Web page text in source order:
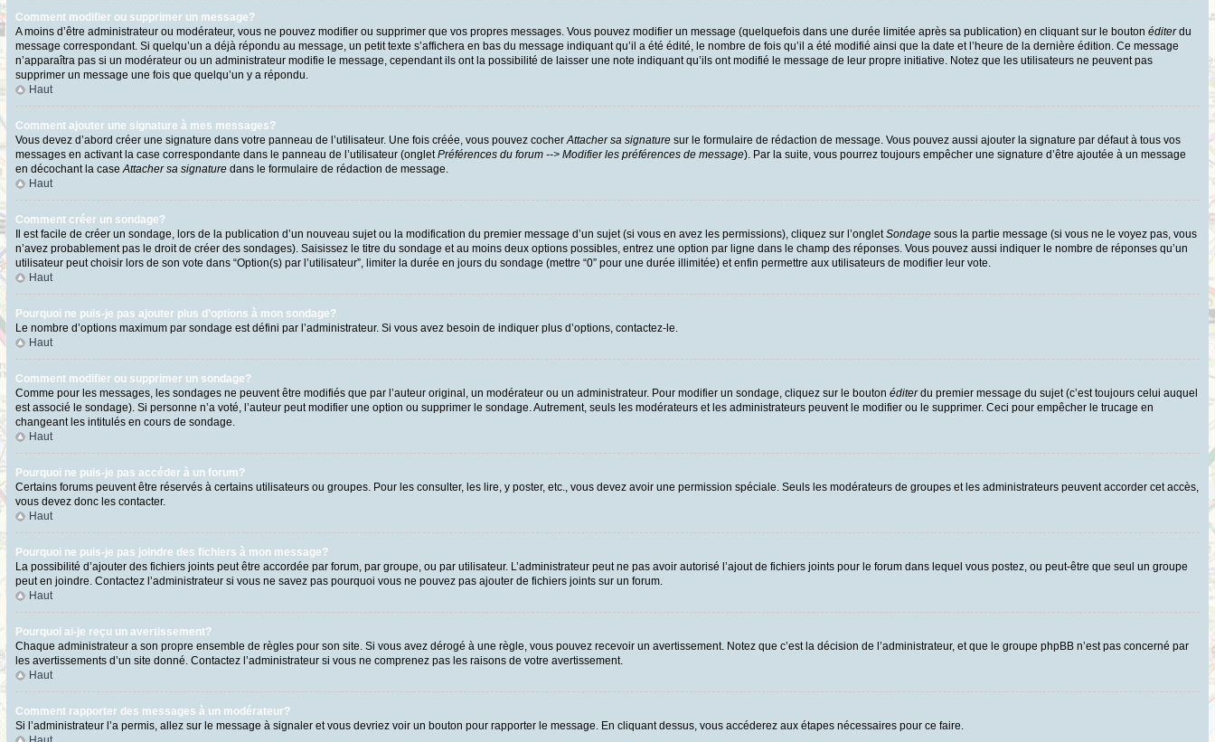
Comment modifier ou supprimer un message?
A moins d’être administrateur ou modérateur, vous ne pouvez modifier ou supprimer que vos propres messages. Vous pouvez modifier un message (quelquefois dans une durée limitée après sa publication) en cliquant sur le bouton éditerdu
message correspondant. Si quelqu’un a déjà répondu au message, un petit texte s’affichera en bas du message indiquant qu’il a été édité, le nombre de fois qu’il a été modifié ainsi que la date et l’heure de la dernière édition. Ce message
n’apparaîtra pas si un modérateur ou un administrateur modifie le message, cependant ils ont la possibilité de laisser une note indiquant qu’ils ont modifié le message de leur propre initiative. Notez que les utilisateurs ne peuvent pas
supprimer un message une fois que quelqu’un y a répondu.
Haut
Comment ajouter une signature à mes messages?
Vous devez d’abord créer une signature dans votre panneau de l’utilisateur. Une fois créée, vous pouvez cocher Attacher sa signature sur le formulaire de rédaction de message. Vous pouvez aussi ajouter la signature par défaut à tous vos
messages en activant la case correspondante dans le panneau de l’utilisateur (ongletPréférences du forum --> Modifier les préférences de message). Par la suite, vous pourrez toujours empêcher une signature d’être ajoutée à un message
en décochant la case Attacher sa signature dans le formulaire de rédaction de message.
Haut
Comment créer un sondage?
Il est facile de créer un sondage, lors de la publication d’un nouveau sujet ou la modification du premier message d’un sujet (si vous en avez les permissions), cliquez sur l’ongletSondage sous la partie message (si vous ne le voyez pas, vous
n’avez probablement pas le droit de créer des sondages). Saisissez le titre du sondage et au moins deux options possibles, entrez une option par ligne dans le champ des réponses. Vous pouvez aussi indiquer le nombre de réponses qu’un
utilisateur peut choisir lors de son vote dans “Option(s) par l’utilisateur”, limiter la durée en jours du sondage (mettre “0” pour une durée illimitée) et enfin permettre aux utilisateurs de modifier leur vote.
Haut
Pourquoi ne puis-je pas ajouter plus d’options à mon sondage?
Le nombre d’options maximum par sondage est défini par l’administrateur. Si vous avez besoin de indiquer plus d’options, contactez-le.
Haut
Comment modifier ou supprimer un sondage?
Comme pour les messages, les sondages ne peuvent être modifiés que par l’auteur original, un modérateur ou un administrateur. Pour modifier un sondage, cliquez sur le bouton éditerdu premier message du sujet (c’est toujours celui auquel
est associé le sondage). Si personne n’a voté, l’auteur peut modifier une option ou supprimer le sondage. Autrement, seuls les modérateurs et les administrateurs peuvent le modifier ou le supprimer. Ceci pour empêcher le trucage en
changeant les intitulés en cours de sondage.
Haut
Pourquoi ne puis-je pas accéder à un forum?
Certains forums peuvent être réservés à certains utilisateurs ou groupes. Pour les consulter, les lire, y poster, etc., vous devez avoir une permission spéciale. Seuls les modérateurs de groupes et les administrateurs peuvent accorder cet accès,
vous devez donc les contacter.
Haut
Pourquoi ne puis-je pas joindre des fichiers à mon message?
La possibilité d’ajouter des fichiers joints peut être accordée par forum, par groupe, ou par utilisateur. L’administrateur peut ne pas avoir autorisé l’ajout de fichiers joints pour le forum dans lequel vous postez, ou peut-être que seul un groupe
peut en joindre. Contactez l’administrateur si vous ne savez pas pourquoi vous ne pouvez pas ajouter de fichiers joints sur un forum.
Haut
Pourquoi ai-je reçu un avertissement?
Chaque administrateur a son propre ensemble de règles pour son site. Si vous avez dérogé à une règle, vous pouvez recevoir un avertissement. Notez que c’est la décision de l’administrateur, et que le groupe phpBB n’est pas concerné par
les avertissements d’un site donné. Contactez l’administrateur si vous ne comprenez pas les raisons de votre avertissement.
Haut
Comment rapporter des messages à un modérateur?
Si l’administrateur l’a permis, allez sur le message à signaler et vous devriez voir un bouton pour rapporter le message. En cliquant dessus, vous accéderez aux étapes nécessaires pour ce faire.